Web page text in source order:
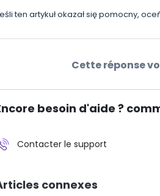
ten artykuł okazał się pomocny,
Cette réponse
besoin d'aide ?
Contacter le support
connexes